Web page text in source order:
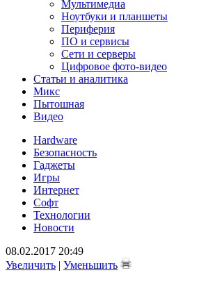
Мультимедиа
Ноутбуки и планшеты
Периферия
ПО и сервисы
Сети и серверы
Цифровое фото-видео
Статьи и аналитика
Микс
Пытошная
Видео
Hardware
Безопасность
Гаджеты
Игры
Интернет
Софт
Технологии
Новости
08.02.2017 20:49
Увеличить | Уменьшить